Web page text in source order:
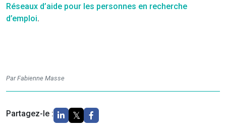
Réseaux d’aide pour les personnes en recherche
d’emploi.
Par Fabienne Masse
Partagez-le :